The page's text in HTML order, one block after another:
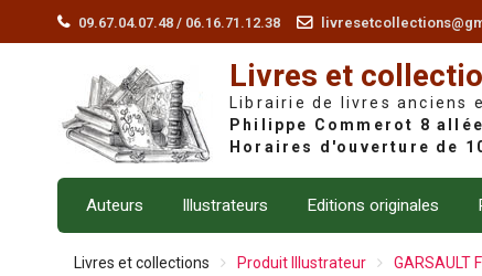
09.67.04.07.48 / 06.16.71.12.38
Livres et
Librairie de livres anciens
Auteurs Illustrateurs Editions originales
Livres et collections Produit Illustrateur GARSAULT